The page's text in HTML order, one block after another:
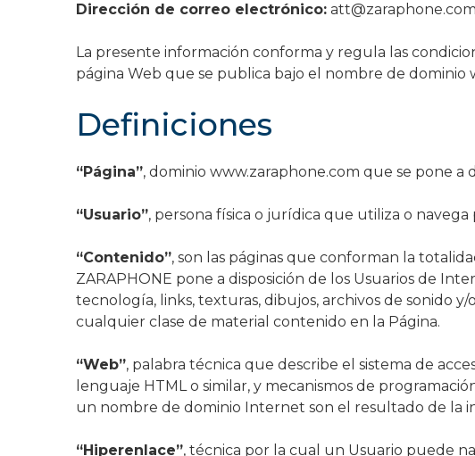
Dirección de correo electrónico: att@zaraphone.com
La presente información conforma y regula las
página Web que se publica bajo el nombre de
Definiciones
“Página”, dominio www.zaraphone.com que se pone a
“Usuario”, persona física o jurídica que utiliza o navega
“Contenido”, son las páginas que conforman la
ZARAPHONE pone a disposición de los Usuarios de
tecnología, links, texturas, dibujos, archivos de sonido
cualquier clase de material contenido en la Página.
“Web”, palabra técnica que describe el sistema de
lenguaje HTML o similar, y mecanismos de
un nombre de dominio Internet son el resultado de la
“Hiperenlace”, técnica por la cual un Usuario puede